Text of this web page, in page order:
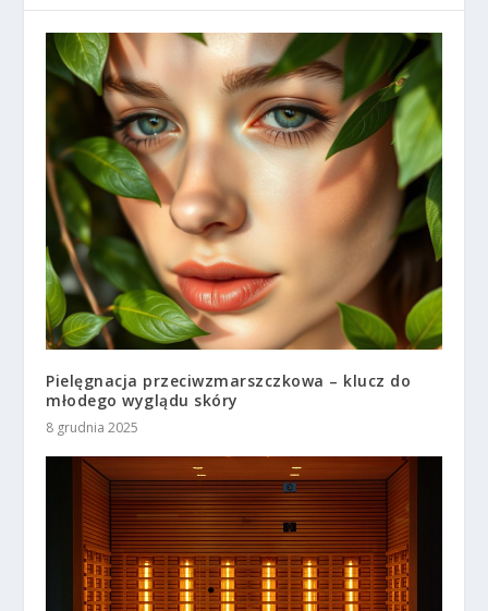
Pielęgnacja przeciwzmarszczkowa – klucz do
młodego wyglądu skóry
8 grudnia 2025